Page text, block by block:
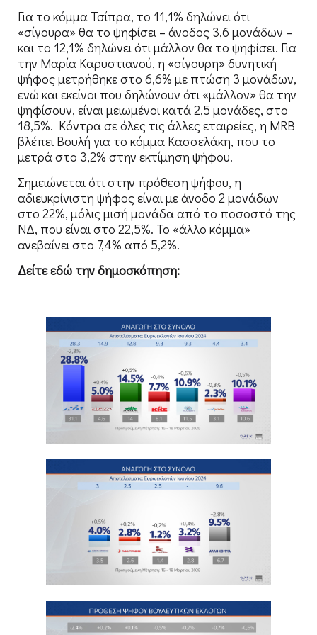
Για το κόμμα Τσίπρα, το 11,1% δηλώνει ότι
«σίγουρα» θα το ψηφίσει – άνοδος 3,6 μονάδων –
και το 12,1% δηλώνει ότι μάλλον θα το ψηφίσει. Για
την Μαρία Καρυστιανού, η «σίγουρη» δυνητική
ψήφος μετρήθηκε στο 6,6% με πτώση 3 μονάδων,
ενώ και εκείνοι που δηλώνουν ότι «μάλλον» θα την
ψηφίσουν, είναι μειωμένοι κατά 2,5 μονάδες, στο
18,5%. Κόντρα σε όλες τις άλλες εταιρείες, η MRB
βλέπει Βουλή για το κόμμα Κασσελάκη, που το
μετρά στο 3,2% στην εκτίμηση ψήφου.
Σημειώνεται ότι στην πρόθεση ψήφου, η
αδιευκρίνιστη ψήφος είναι με άνοδο 2 μονάδων
στο 22%, μόλις μισή μονάδα από το ποσοστό της
ΝΔ, που είναι στο 22,5%. Το «άλλο κόμμα»
ανεβαίνει στο 7,4% από 5,2%.
Δείτε εδώ την δημοσκόπηση: